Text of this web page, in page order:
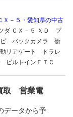
Ｘ－５・愛知県の中古
ダ ＣＸ－５ ＸＤ プ
ビ バックカメラ 衝
リアゲート ドラレ
ルトインＥＴＣ
取 営業電
データから予